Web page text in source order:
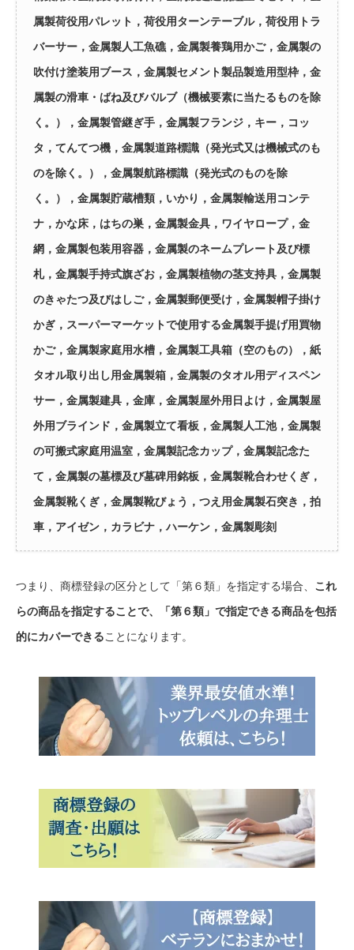
属製荷役用パレット，荷役用ターンテーブル，荷役用トラ
バーサー，金属製人工魚礁，金属製養鶏用かご，金属製の
吹付け塗装用ブース，金属製セメント製品製造用型枠，金
属製の滑車・ばね及びバルブ（機械要素に当たるものを除
く。），金属製管継ぎ手，金属製フランジ，キー，コッ
タ，てんてつ機，金属製道路標識（発光式又は機械式のも
のを除く。），金属製航路標識（発光式のものを除
く。），金属製貯蔵槽類，いかり，金属製輸送用コンテ
ナ，かな床，はちの巣，金属製金具，ワイヤロープ，金
網，金属製包装用容器，金属製のネームプレート及び標
札，金属製手持式旗ざお，金属製植物の茎支持具，金属製
のきゃたつ及びはしご，金属製郵便受け，金属製帽子掛け
かぎ，スーパーマーケットで使用する金属製手提げ用買物
かご，金属製家庭用水槽，金属製工具箱（空のもの），紙
タオル取り出し用金属製箱，金属製のタオル用ディスペン
サー，金属製建具，金庫，金属製屋外用日よけ，金属製屋
外用ブラインド，金属製立て看板，金属製人工池，金属製
の可搬式家庭用温室，金属製記念カップ，金属製記念た
て，金属製の墓標及び墓碑用銘板，金属製靴合わせくぎ，
金属製靴くぎ，金属製靴びょう，つえ用金属製石突き，拍
車，アイゼン，カラビナ，ハーケン，金属製彫刻
つまり、商標登録の区分として「第６類」を指定する場合、 これ
らの商品を指定することで、「第６類」で指定できる商品を包括
的にカバーできることになります。